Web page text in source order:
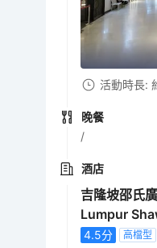
活動時長:
晚餐
/
酒店
吉隆坡邵氏
Lumpur
4.5分 高檔型